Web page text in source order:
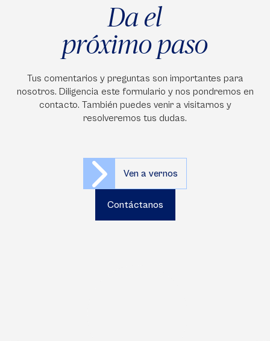
Da el
próximo paso
Tus comentarios y preguntas son importantes para
nosotros. Diligencia este formulario y nos pondremos en
contacto. También puedes venir a visitarnos y
resolveremos tus dudas.
Ven a vernos
Contáctanos